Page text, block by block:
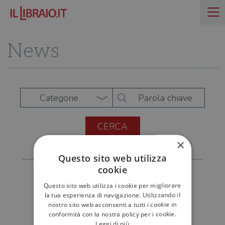
News
Categorie
×
Questo sito web utilizza
cookie
Questo sito web utilizza i cookie per migliorare
la tua esperienza di navigazione. Utilizzando il
nostro sito web acconsenti a tutti i cookie in
conformità con la nostra policy per i cookie.